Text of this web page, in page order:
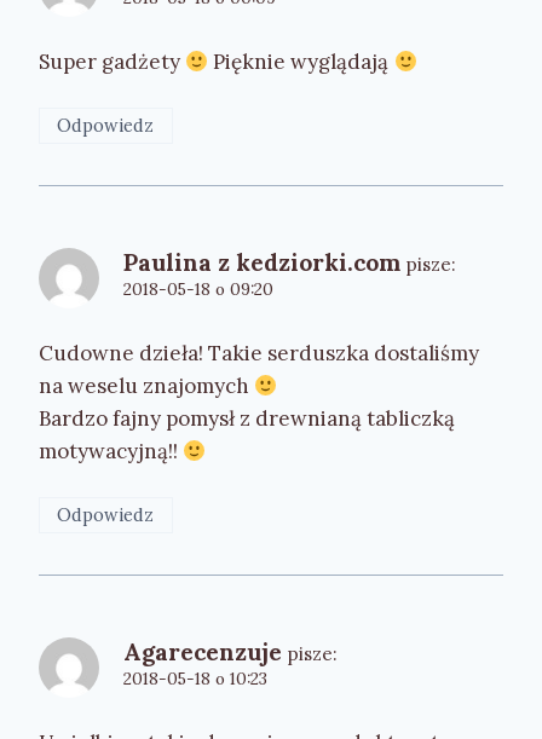
Super gadżety Pięknie wyglądają
Odpowiedz
Paulina z kedziorki.com pisze:
2018-05-18 o 09:20
Cudowne dzieła! Takie serduszka dostaliśmy
na weselu znajomych
Bardzo fajny pomysł z drewnianą tabliczką
motywacyjną!!
Odpowiedz
Agarecenzuje pisze:
2018-05-18 o 10:23